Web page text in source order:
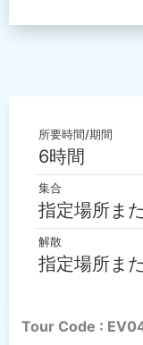
所要時間/期間
6時間
集合
指定場所ま
解散
指定場所ま
Tour Code :